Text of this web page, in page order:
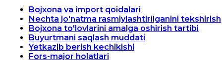
Bojxona va import qoidalari
Nechta jo'natma rasmiylashtirilganini tekshirish
Bojxona to'lovlarini amalga oshirish tartibi
Buyurtmani saqlash muddati
Yetkazib berish kechikishi
Fors-major holatlari